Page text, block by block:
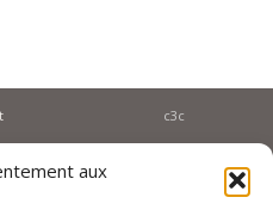
aux
c3c